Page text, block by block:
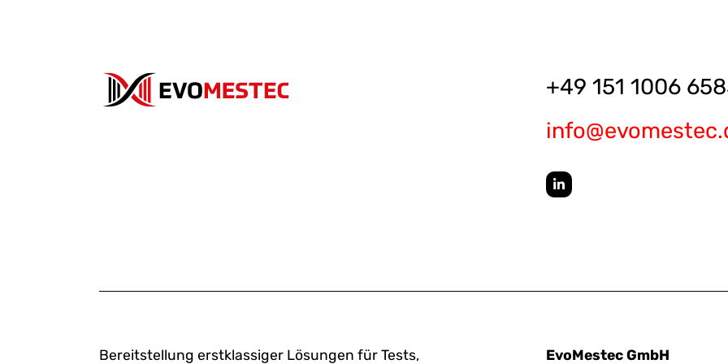
+49 151 1006
Bereitstellung erstklassiger Lösungen für Tests, EvoMestec GmbH